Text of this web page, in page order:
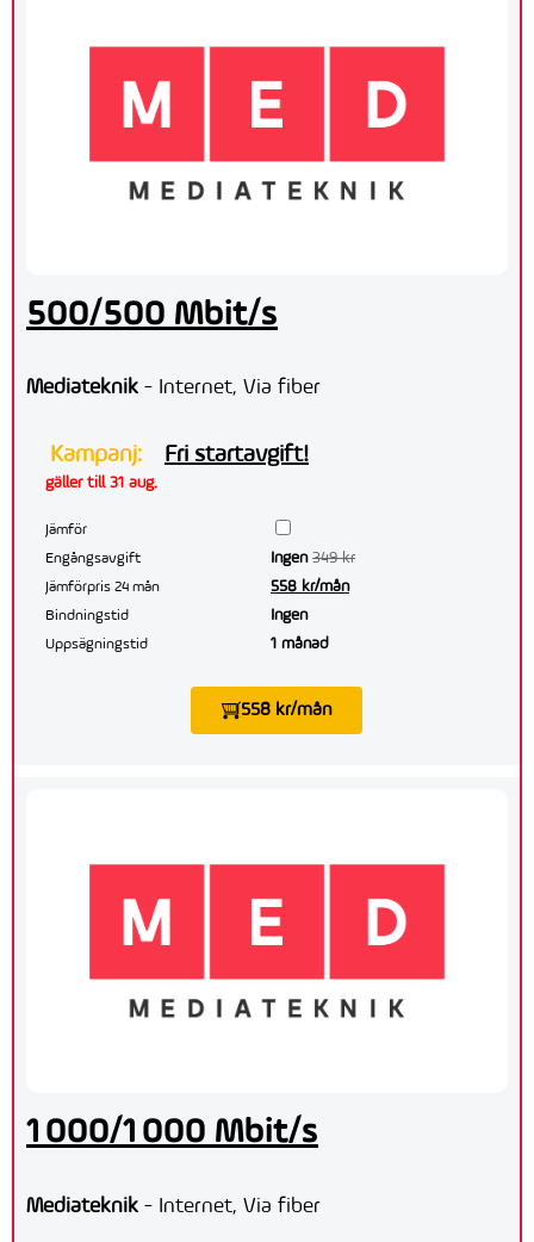
500/500 Mbit/s
Mediateknik - Internet, Via fiber
Kampanj: Fri startavgift!
gäller till 31 aug.
Jämför
Engångsavgift
Ingen 349 kr
Jämförpris 24 mån 558 kr/mån
Bindningstid Ingen
Uppsägningstid 1 månad
558 kr/mån
1 000/1 000 Mbit/s
Mediateknik - Internet, Via fiber